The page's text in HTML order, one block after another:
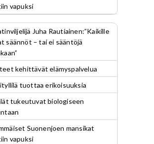
vapuksi
Juha Rautiainen:”Kaikille
säännöt – tai ei sääntöjä
kehittävät elämyspalvelua
tuottaa erikoisuuksia
tukeutuvat biologiseen
Suonenjoen mansikat
vapuksi